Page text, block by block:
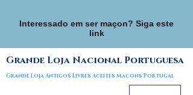
Interessado em ser maçon? Siga este
link
Grande Loja Nacional Portuguesa
Grande Loja Antigos Livres Aceites Maçons Portugal